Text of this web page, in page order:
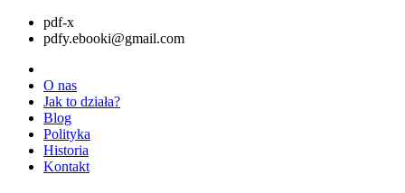
pdf-x
pdfy.ebooki@gmail.com
O nas
Jak to działa?
Blog
Polityka
Historia
Kontakt